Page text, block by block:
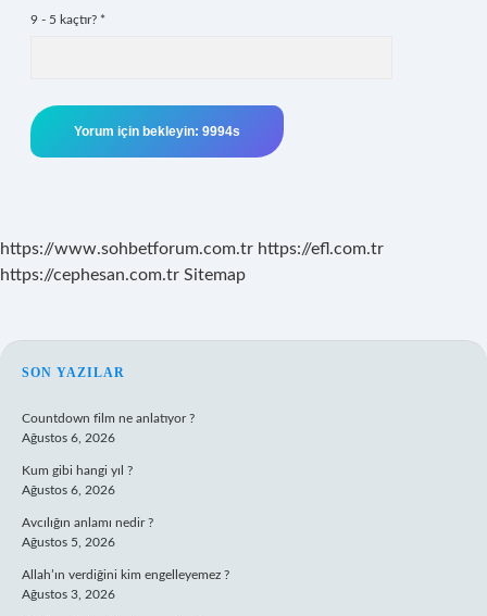
9 - 5 kaçtır? *
https://www.sohbetforum.com.tr https://efl.com.tr
https://cephesan.com.tr Sitemap
SIDEBAR
SON YAZILAR
Countdown film ne anlatıyor ?
Ağustos 6, 2026
Kum gibi hangi yıl ?
Ağustos 6, 2026
Avcılığın anlamı nedir ?
Ağustos 5, 2026
Allah’ın verdiğini kim engelleyemez ?
Ağustos 3, 2026